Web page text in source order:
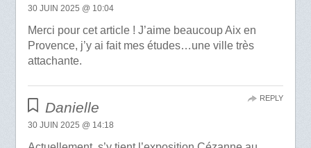
30 JUIN 2025 @ 10:04
Merci pour cet article ! J’aime beaucoup Aix en
Provence, j’y ai fait mes études…une ville très
attachante.
Danielle
30 JUIN 2025 @ 14:18
REPLY